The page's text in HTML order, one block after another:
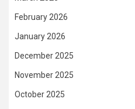
February 2026
January 2026
December 2025
November 2025
October 2025